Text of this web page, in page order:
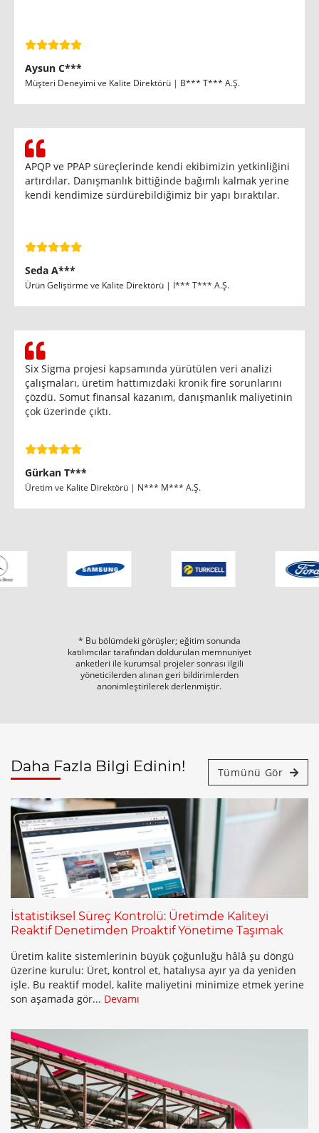
Aysun C***
Müşteri Deneyimi ve Kalite Direktörü | B*** T*** A.Ş.
APQP ve PPAP süreçlerinde kendi ekibimizin yetkinliğini
artırdılar. Danışmanlık bittiğinde bağımlı kalmak yerine
kendi kendimize sürdürebildiğimiz bir yapı bıraktılar.
Seda A***
Ürün Geliştirme ve Kalite Direktörü | İ*** T*** A.Ş.
Six Sigma projesi kapsamında yürütülen veri analizi
çalışmaları, üretim hattımızdaki kronik fire sorunlarını
çözdü. Somut finansal kazanım, danışmanlık maliyetinin
çok üzerinde çıktı.
Gürkan T***
Üretim ve Kalite Direktörü | N*** M*** A.Ş.
* Bu bölümdeki görüşler; eğitim sonunda
katılımcılar tarafından doldurulan memnuniyet
anketleri ile kurumsal projeler sonrası ilgili
yöneticilerden alınan geri bildirimlerden
anonimleştirilerek derlenmiştir.
Daha Fazla Bilgi Edinin! Tümünü Gör
İstatistiksel Süreç Kontrolü: Üretimde Kaliteyi
Reaktif Denetimden Proaktif Yönetime Taşımak
Üretim kalite sistemlerinin büyük çoğunluğu hâlâ şu döngü
üzerine kurulu: Üret, kontrol et, hatalıysa ayır ya da yeniden
işle. Bu reaktif model, kalite maliyetini minimize etmek yerine
son aşamada gör... Devamı